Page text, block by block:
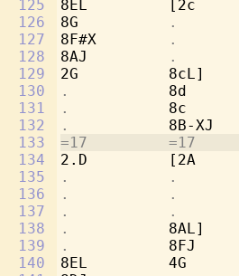
125
126
127
128
129
130
131
132
133
134
135
136
137
138
139
140
8EL         [2c
8G
.
8F#X
.
8AJ
.
2G
.
.
. 8B-
=17         =17
2.D         [2A
.           .
.           .
.           .
.
.
8EL